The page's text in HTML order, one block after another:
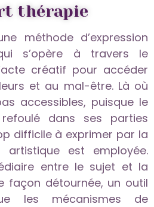
thérapie
méthode d’expression
s’opère à travers le
créatif pour accéder
et au mal-être. Là où
accessibles, puisque le
dans ses parties
difficile à exprimer par la
artistique est employée.
entre le sujet et la
façon détournée, un outil
les mécanismes de